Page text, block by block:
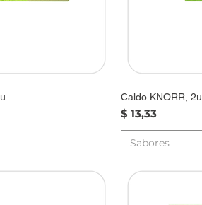
Caldo KNORR, 2u
Precio
$ 13,33
Sabores